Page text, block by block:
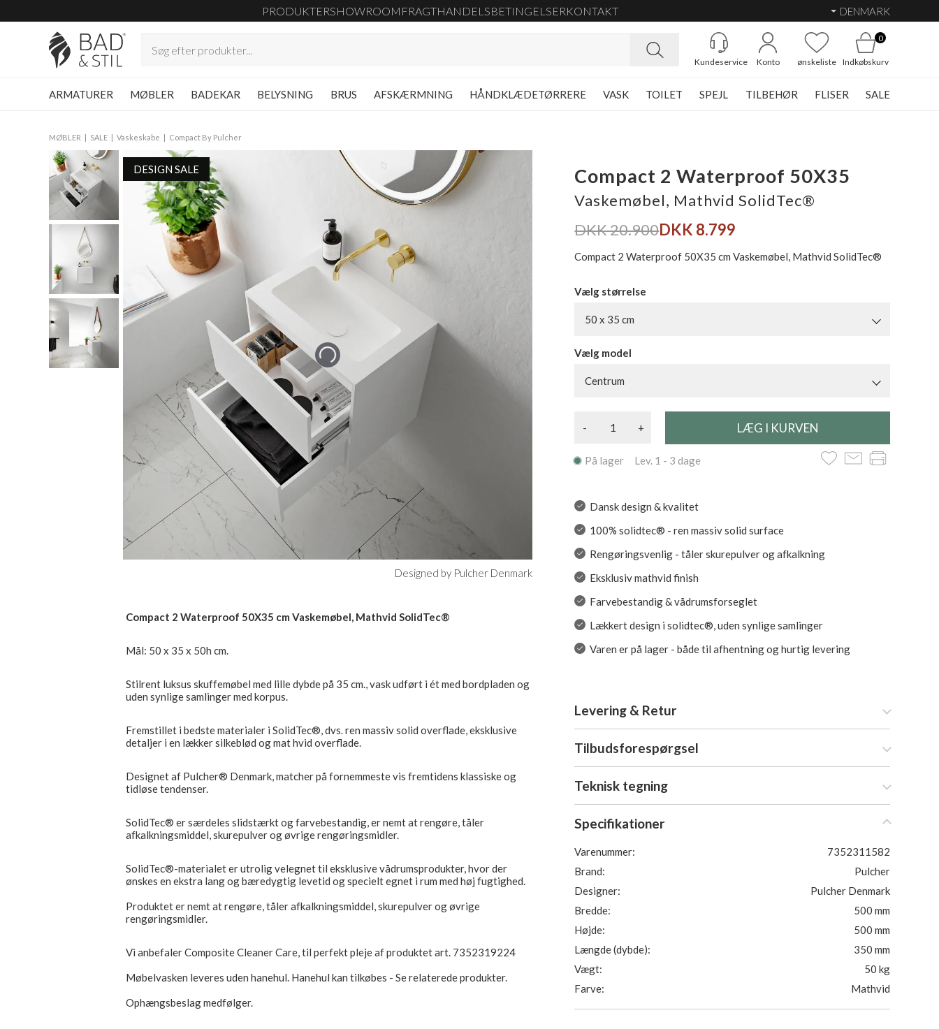
PRODUKTERSHOWROOM FRAGTHANDELSBETINGELSERKONTAKT DENMARK
Kundeservice Konto ønskeliste
0
Indkøbskurv
ARMATURER MØBLER BADEKAR BELYSNING BRUS AFSKÆRMNING HÅNDKLÆDETØRRERE VASK TOILET SPEJL TILBEHØR FLISER SALE
MØBLER SALE Vaskeskabe Compact By Pulcher
DESIGN SALE
Designed by Pulcher Denmark
Compact 2 Waterproof 50X35 cm Vaskemøbel, Mathvid SolidTec®
Mål: 50 x 35 x 50h cm.
Stilrent luksus skuffemøbel med lille dybde på 35 cm., vask udført i ét med bordpladen og
uden synlige samlinger med korpus.
Fremstillet i bedste materialer i SolidTec®, dvs. ren massiv solid overflade, eksklusive
detaljer i en lækker silkeblød og mat hvid overflade.
Designet af Pulcher® Denmark, matcher på fornemmeste vis fremtidens klassiske og
tidløse tendenser.
SolidTec® er særdeles slidstærkt og farvebestandig, er nemt at rengøre, tåler
afkalkningsmiddel, skurepulver og øvrige rengøringsmidler.
SolidTec®-materialet er utrolig velegnet til eksklusive vådrumsprodukter, hvor der
ønskes en ekstra lang og bæredygtig levetid og specielt egnet i rum med høj fugtighed.
Produktet er nemt at rengøre, tåler afkalkningsmiddel, skurepulver og øvrige
rengøringsmidler.
Vi anbefaler Composite Cleaner Care, til perfekt pleje af produktet art. 7352319224
Møbelvasken leveres uden hanehul. Hanehul kan tilkøbes - Se relaterede produkter.
Ophængsbeslag medfølger.
Compact 2 Waterproof 50X35
Vaskemøbel, Mathvid SolidTec®
DKK 20.900DKK 8.799
Compact 2 Waterproof 50X35 cm Vaskemøbel, Mathvid SolidTec®
Vælg størrelse
50 x 35 cm
Vælg model
Centrum
- +
På lager Lev. 1 - 3 dage
Dansk design & kvalitet
100% solidtec® - ren massiv solid surface
Rengøringsvenlig - tåler skurepulver og afkalkning
Eksklusiv mathvid finish
Farvebestandig & vådrumsforseglet
Lækkert design i solidtec®, uden synlige samlinger
Varen er på lager - både til afhentning og hurtig levering
Levering & Retur
Tilbudsforespørgsel
Teknisk tegning
Specifikationer
Varenummer:
7352311582
Brand:
Pulcher
Designer:
Pulcher Denmark
Bredde:
500 mm
Højde:
500 mm
Længde (dybde):
350 mm
Vægt:
50 kg
Farve:
Mathvid